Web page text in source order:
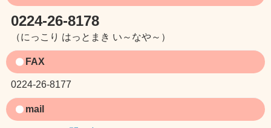
0224-26-8178
（にっこり はっとまき い～なや～）
FAX
0224-26-8177
mail